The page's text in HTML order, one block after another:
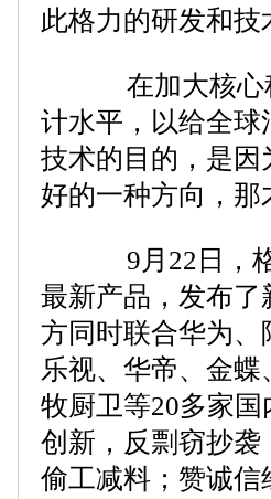
此格力的研发和
在加大核心科
计水平，以给全球
技术的目的，是
好的一种方向，那
9月22日，格
最新产品，发布
方同时联合华为
乐视、华帝、金
牧厨卫等20多家国
创新，反剽窃抄
偷工减料；赞诚